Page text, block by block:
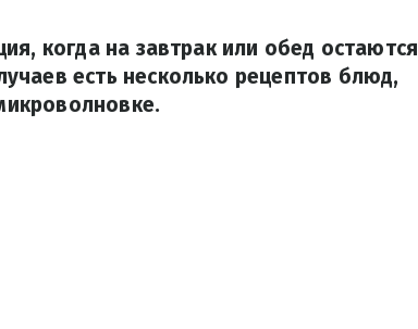
когда на завтрак или обед остаются
есть несколько рецептов блюд,